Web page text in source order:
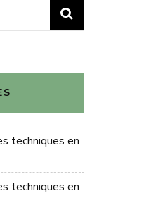
techniques en
techniques en